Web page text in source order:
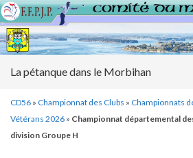
La pétanque dans le Morbihan
CD56 » Championnat des Clubs » Championnats
Vétérans 2026 » Championnat départemental
division Groupe H